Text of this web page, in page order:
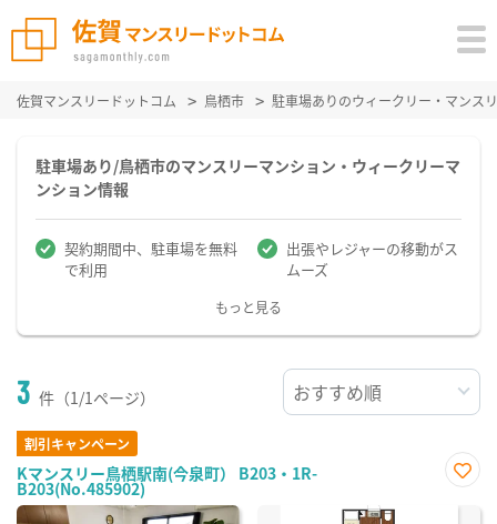
佐賀マンスリードットコム 鳥栖市 駐車場ありのウィークリー・マンス
駐車場あり/鳥栖市のマンスリーマンション・ウィークリーマ
ンション情報
契約期間中、駐車場を無料
で利用
出張やレジャーの移動がス
ムーズ
もっと見る
3 件（1/1ページ）
割引キャンペーン
Kマンスリー鳥栖駅南(今泉町） B203・1R-
B203(No.485902)
に入